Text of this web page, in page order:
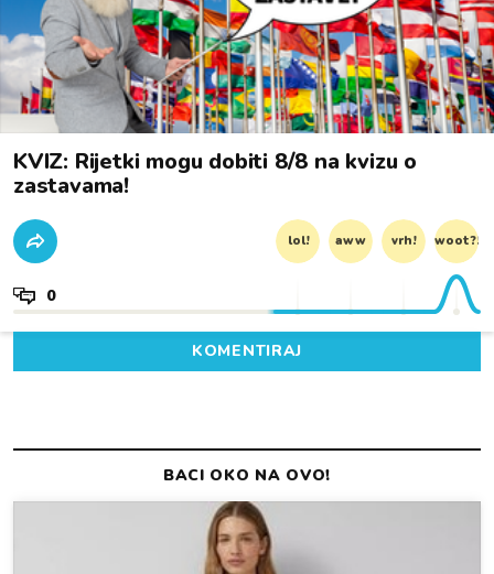
KVIZ: Rijetki mogu dobiti 8/8 na kvizu o
zastavama!
lol! aww vrh! woot?!
0
KOMENTIRAJ